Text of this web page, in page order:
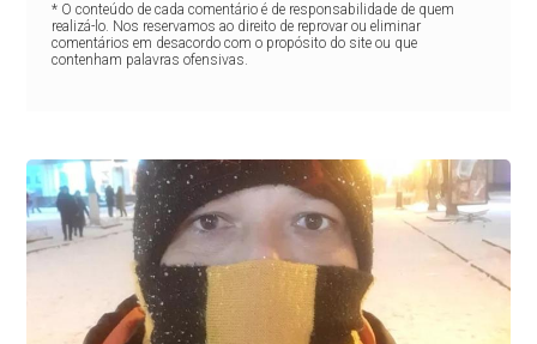
* O conteúdo de cada comentário é de responsabilidade de quem
realizá-lo. Nos reservamos ao direito de reprovar ou eliminar
comentários em desacordo com o propósito do site ou que
contenham palavras ofensivas.